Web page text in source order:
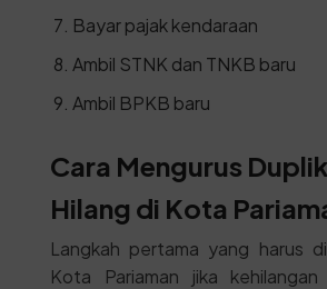
Bayar pajak kendaraan
Ambil STNK dan TNKB baru
Ambil BPKB baru
Cara Mengurus
Hilang di Kota
Langkah pertama yang harus
Kota Pariaman jika